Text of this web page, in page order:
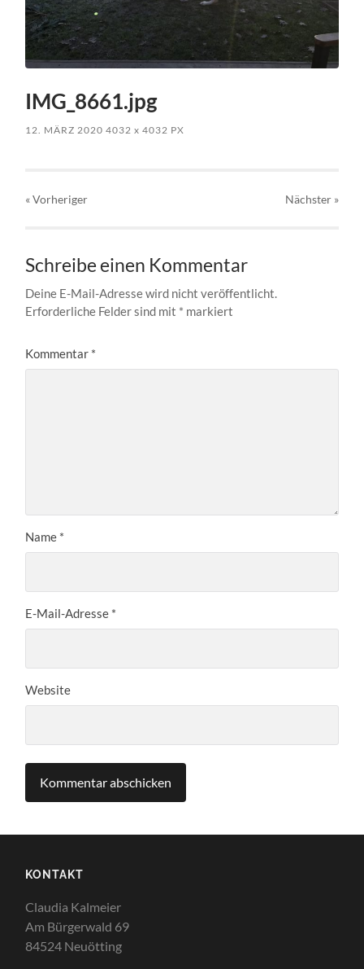
IMG_8661.jpg
12. MÄRZ 2020 4032x 4032 PX
« Vorheriger Nächster »
Schreibe einen Kommentar
Deine E-Mail-Adresse wird nicht veröffentlicht.
Erforderliche Felder sind mit * markiert
Kommentar *
Name *
E-Mail-Adresse *
Website
KONTAKT
Claudia Kalmeier
Am Bürgerwald 69
84524 Neuötting